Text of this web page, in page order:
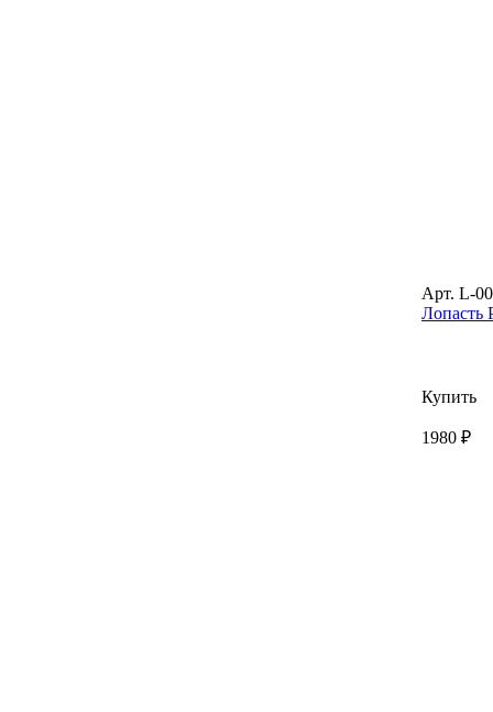
Арт. L-
Лопасть
Купить
1980 ₽